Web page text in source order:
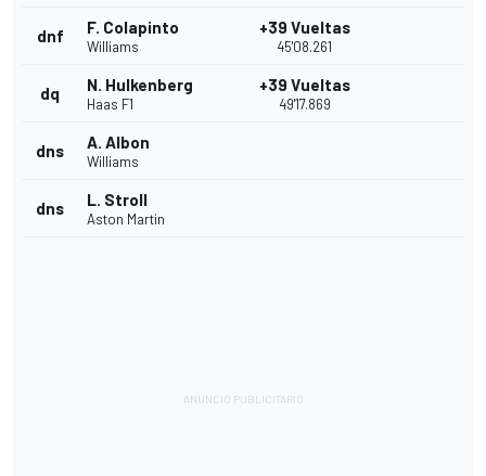
dnf F. Colapinto
Williams
+39 Vueltas
45'08.261
dq N. Hulkenberg
Haas F1
+39 Vueltas
49'17.869
dns A. Albon
Williams
dns L. Stroll
Aston Martin